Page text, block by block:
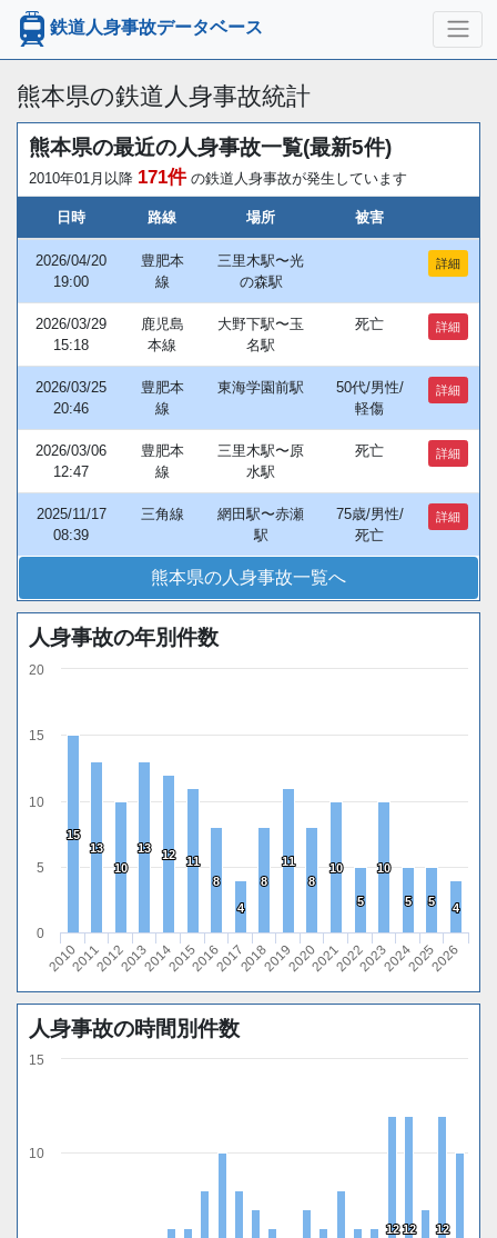
鉄道人身事故データベース
熊本県の鉄道人身事故統計
熊本県の最近の人身事故一覧(最新5件)
2010年01月以降 171件の鉄道人身事故が発生しています
日時 路線 場所 被害
2026/04/20
19:00
豊肥本
線
三里木駅〜光
の森駅
詳細
2026/03/29
15:18
鹿児島
本線
大野下駅〜玉
名駅
死亡 詳細
2026/03/25
20:46
豊肥本
線
東海学園前駅
50代/男性/
軽傷
詳細
2026/03/06
12:47
豊肥本
線
三里木駅〜原
水駅
死亡 詳細
2025/11/17
08:39
三角線
網田駅〜赤瀬
駅
75歳/男性/
死亡
詳細
熊本県の人身事故一覧へ
人身事故の年別件数
15
15
13
13
10
10
13
13 12
12 11
11
8
8
4
4
8
8
11
11
8
8
10
10
5
5
10
10
5
5 5
5 4
4
20102011201220132014201520162017201820192020202120222023202420252026
0
5
10
15
20
人身事故の時間別件数
12
12 12
12 12
12
10
15